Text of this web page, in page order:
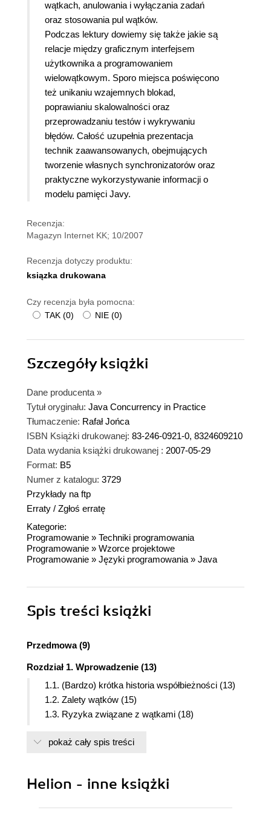
wątkach, anulowania i wyłączania zadań
oraz stosowania pul wątków.
Podczas lektury dowiemy się także jakie są
relacje między graficznym interfejsem
użytkownika a programowaniem
wielowątkowym. Sporo miejsca poświęcono
też unikaniu wzajemnych blokad,
poprawianiu skalowalności oraz
przeprowadzaniu testów i wykrywaniu
błędów. Całość uzupełnia prezentacja
technik zaawansowanych, obejmujących
tworzenie własnych synchronizatorów oraz
praktyczne wykorzystywanie informacji o
modelu pamięci Javy.
Recenzja:
Magazyn Internet KK; 10/2007
Recenzja dotyczy produktu:
ksiązka drukowana
Czy recenzja była pomocna:
TAK (0) NIE (0)
Szczegółyksiążki
Dane producenta »
Tytuł oryginału: Java Concurrency in Practice
Tłumaczenie: Rafał Jońca
ISBN Książki drukowanej: 83-246-0921-0, 8324609210
Data wydania książki drukowanej : 2007-05-29
Format: B5
Numer z katalogu: 3729
Przykłady na ftp
Erraty / Zgłoś erratę
Kategorie:
Programowanie » Techniki programowania
Programowanie » Wzorce projektowe
Programowanie » Języki programowania » Java
Spis treści książki
Przedmowa (9)
Rozdział 1. Wprowadzenie (13)
1.1. (Bardzo) krótka historia współbieżności (13)
1.2. Zalety wątków (15)
1.3. Ryzyka związane z wątkami (18)
Część I Podstawy (25)
2.1. Czym jest bezpieczeństwo wątkowe? (29)
pokaż cały spis treści
Helion - inne książki